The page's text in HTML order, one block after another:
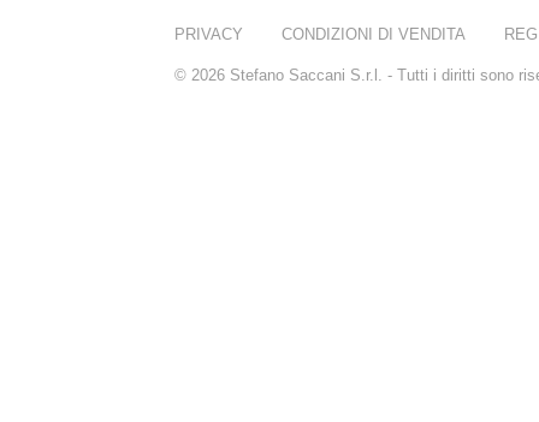
PRIVACY CONDIZIONI DI VENDITA
© 2026 Stefano Saccani S.r.l. - Tutti i diritti sono